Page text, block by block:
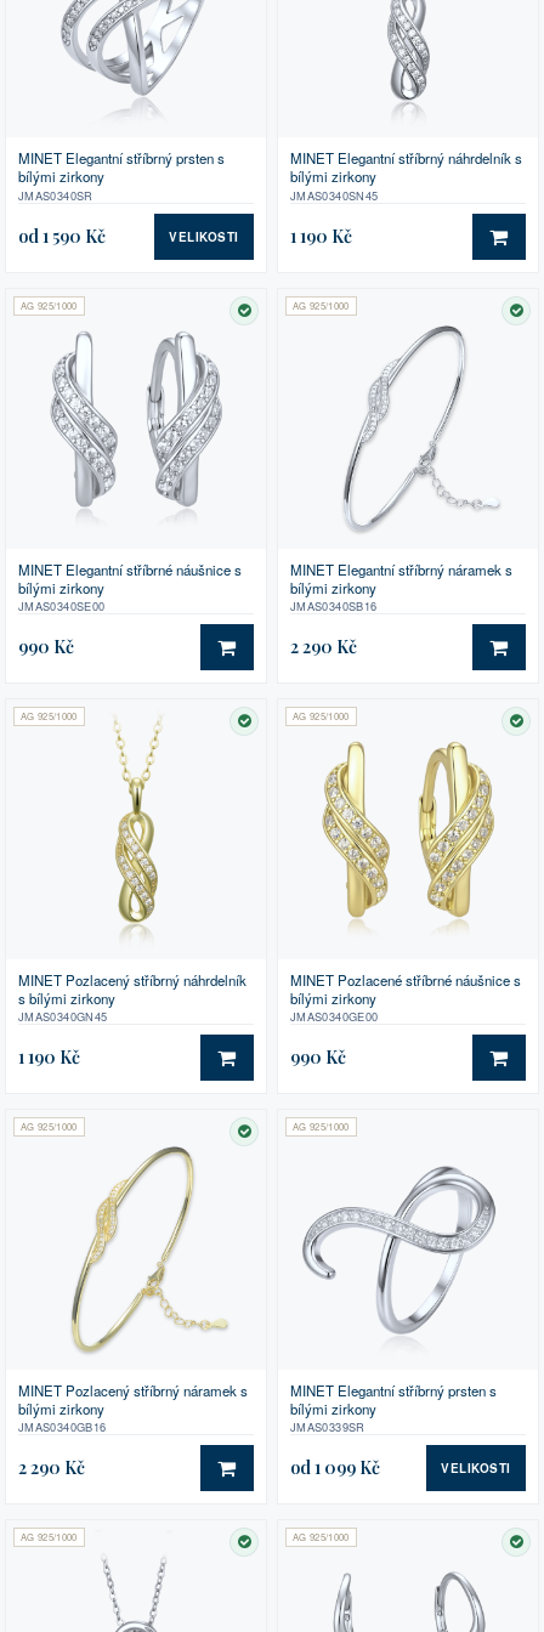
MINET Elegantní stříbrný prsten s
bílými zirkony
JMAS0340SR
od 1 590 Kč VELIKOSTI
MINET Elegantní stříbrný náhrdelník s
bílými zirkony
JMAS0340SN45
1 190 Kč DO
AG 925/1000
SKLADEM
MINET Elegantní stříbrné náušnice s
bílými zirkony
JMAS0340SE00
990 Kč DO KOŠÍKU
AG 925/1000
MINET Elegantní stříbrný náramek s
bílými zirkony
JMAS0340SB16
2 290 Kč DO
AG 925/1000
SKLADEM
MINET Pozlacený stříbrný náhrdelník
s bílými zirkony
JMAS0340GN45
1 190 Kč DO KOŠÍKU
AG 925/1000
MINET Pozlacené stříbrné náušnice s
bílými zirkony
JMAS0340GE00
990 Kč DO
AG 925/1000
SKLADEM
MINET Pozlacený stříbrný náramek s
bílými zirkony
JMAS0340GB16
2 290 Kč DO KOŠÍKU
AG 925/1000
MINET Elegantní stříbrný prsten s
bílými zirkony
JMAS0339SR
od 1 099 Kč VELIKOSTI
AG 925/1000
SKLADEM
AG 925/1000